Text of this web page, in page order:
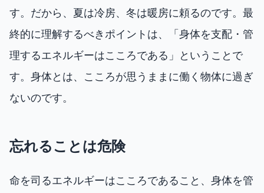
す。だから、夏は冷房、冬は暖房に頼るのです。最
終的に理解するべきポイントは、「身体を支配・管
理するエネルギーはこころである」ということで
す。身体とは、こころが思うままに働く物体に過ぎ
ないのです。
忘れることは危険
命を司るエネルギーはこころであること、身体を管